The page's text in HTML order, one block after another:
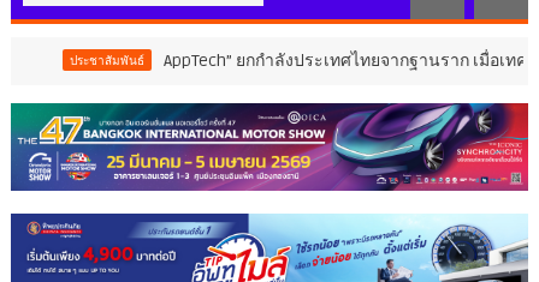
AppTech”​ ยกกำลังประเทศไทยจากฐานราก เมื่อเทคโนโลยีที่